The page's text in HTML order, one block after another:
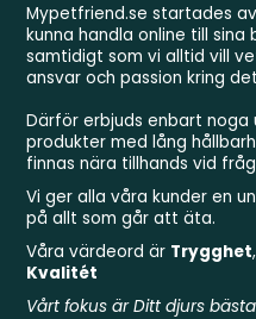
Mypetfriend.se startades
kunna handla online till sina
samtidigt som vi alltid vill
ansvar och passion kring
Därför erbjuds enbart
produkter med lång
finnas nära tillhands vid
Vi ger alla våra kunder en
på allt som går att äta.
Våra värdeord är Trygghet,
Kvalitét
Vårt fokus är Ditt djurs